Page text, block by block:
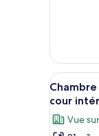
ville
type
de
chambre
Chambre
Double
Standard,
vue
Afficher
toutes
les
photos
9
cour
Vue